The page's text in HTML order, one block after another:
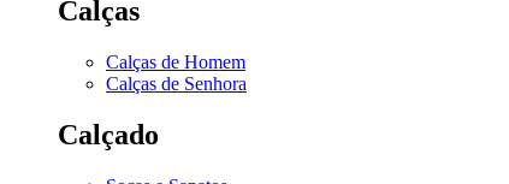
Calças
Calças de Homem
Calças de Senhora
Calçado